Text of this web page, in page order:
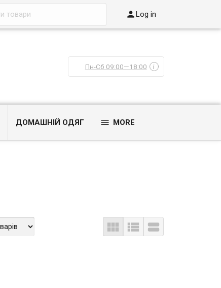
Log in
Пн-Сб 09:00—18:00 i
ДОМАШНІЙ ОДЯГ  MORE
  